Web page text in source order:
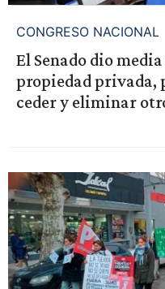
CONGRESO NACIONAL
El Senado dio
propiedad privada,
ceder y eliminar